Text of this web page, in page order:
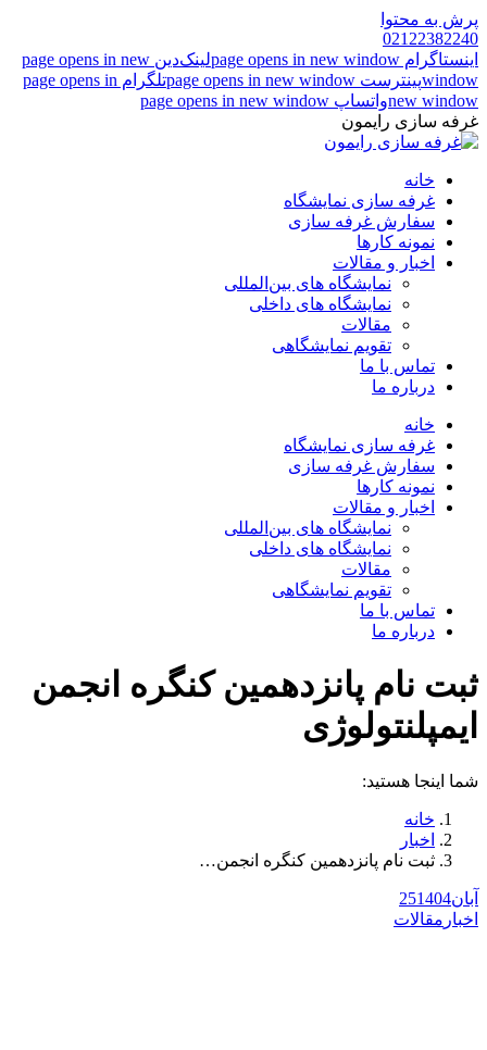
پرش به محتوا
02122382240
اینستاگرام page opens in new window
لینک‌دین page opens in new
windowپینترست page opens in new window
تلگرام page opens in
new windowواتساپ page opens in new window
غرفه سازی رایمون
خانه
غرفه سازی نمایشگاه
سفارش غرفه سازی
نمونه کارها
اخبار و مقالات
نمایشگاه های بین‌المللی
نمایشگاه های داخلی
مقالات
تقویم نمایشگاهی
تماس با ما
درباره ما
خانه
غرفه سازی نمایشگاه
سفارش غرفه سازی
نمونه کارها
اخبار و مقالات
نمایشگاه های بین‌المللی
نمایشگاه های داخلی
مقالات
تقویم نمایشگاهی
تماس با ما
درباره ما
ثبت نام پانزدهمین کنگره انجمن
ایمپلنتولوژی
شما اینجا هستید:
خانه
اخبار
ثبت نام پانزدهمین کنگره انجمن…
آبان 251404
اخبار مقالات